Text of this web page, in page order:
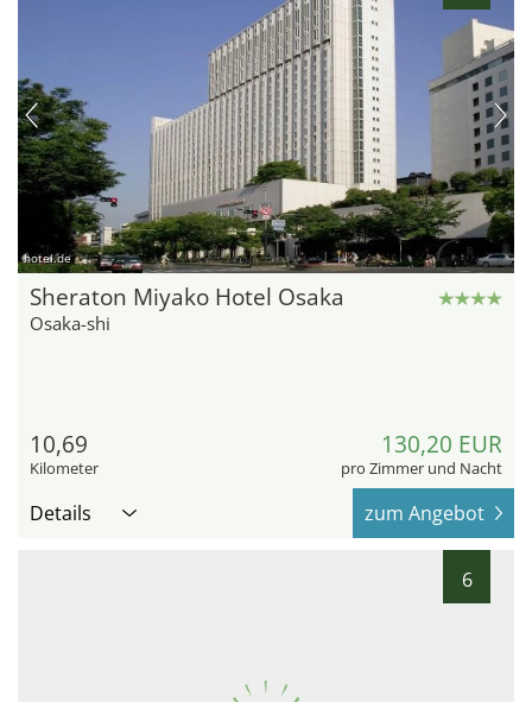
hotel.de
Sheraton Miyako Hotel Osaka
Osaka-shi
10,69
Kilometer
130,20 EUR
pro Zimmer und Nacht
Details zum Angebot
6